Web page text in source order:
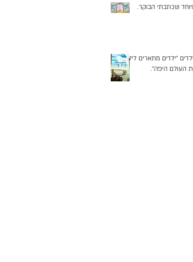
שכתבתי הבוקר.
"ילדים מתארים לילד
העולם היפה".